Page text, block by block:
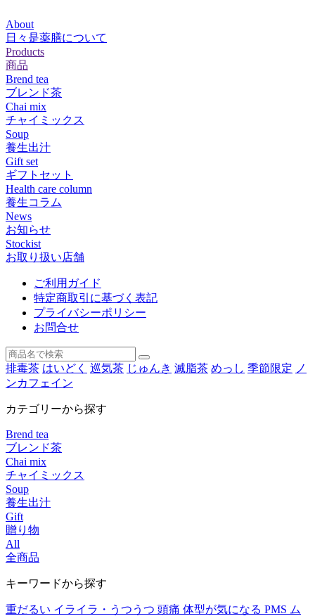
About
日々是薬膳について
Products
商品
Brend tea
ブレンド茶
Chai mix
チャイミックス
Soup
養生出汁
Gift set
ギフトセット
Health care column
養生コラム
News
お知らせ
Stockist
お取り扱い店舗
ご利用ガイド
特定商取引に基づく表記
プライバシーポリシー
お問合せ
排毒茶 はいどく 巡気茶 じゅんき 滅脂茶 めっし 季節限定 ノ
ンカフェイン
カテゴリーから探す
Brend tea
ブレンド茶
Chai mix
チャイミックス
Soup
養生出汁
Gift
贈り物
All
全商品
キーワードから探す
重だるい イライラ・うつうつ 頭痛 体型が気になる PMS ム